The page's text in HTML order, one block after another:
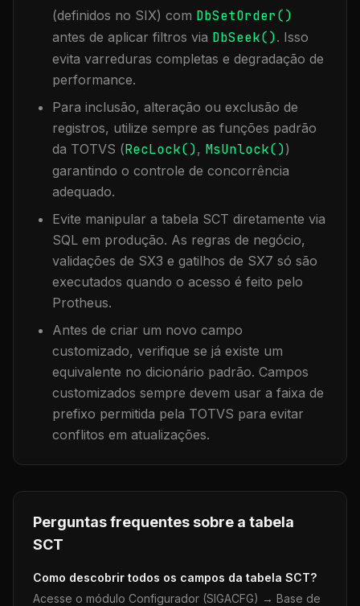
(definidos no SIX) com DbSetOrder()
antes de aplicar filtros via DbSeek(). Isso
evita varreduras completas e degradação de
performance.
Para inclusão, alteração ou exclusão de
registros, utilize sempre as funções padrão
da TOTVS (RecLock(), MsUnlock())
garantindo o controle de concorrência
adequado.
Evite manipular a tabela SCT diretamente via
SQL em produção. As regras de negócio,
validações de SX3 e gatilhos de SX7 só são
executados quando o acesso é feito pelo
Protheus.
Antes de criar um novo campo
customizado, verifique se já existe um
equivalente no dicionário padrão. Campos
customizados sempre devem usar a faixa de
prefixo permitida pela TOTVS para evitar
conflitos em atualizações.
Perguntas frequentes sobre a tabela
SCT
Como descobrir todos os campos da tabela SCT?
Acesse o módulo Configurador (SIGACFG) → Base de